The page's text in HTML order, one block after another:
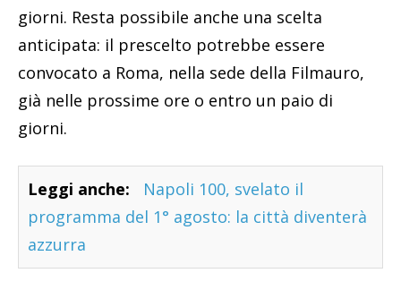
giorni. Resta possibile anche una scelta
anticipata: il prescelto potrebbe essere
convocato a Roma, nella sede della Filmauro,
già nelle prossime ore o entro un paio di
giorni.
Leggi anche:
Napoli 100, svelato il
programma del 1° agosto: la città diventerà
azzurra